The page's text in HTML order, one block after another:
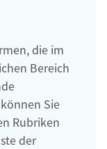
die im
Bereich
Sie
Rubriken
der